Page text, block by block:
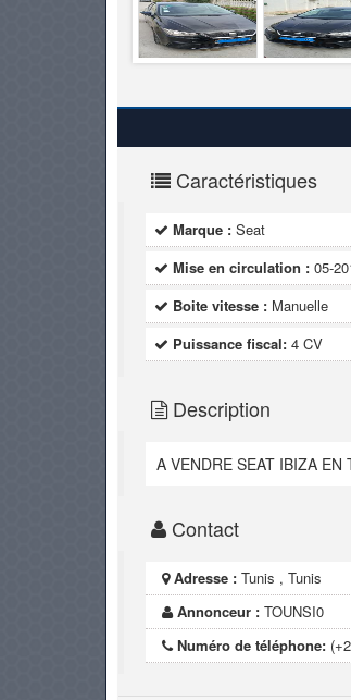
Caractéristiques
Marque : Seat
Mise en circulation : 05-
Boite vitesse : Manuelle
Puissance fiscal: 4 CV
Description
A VENDRE SEAT IBIZA EN
Contact
Adresse : Tunis , Tunis
Annonceur : TOUNSI0
Numéro de téléphone: